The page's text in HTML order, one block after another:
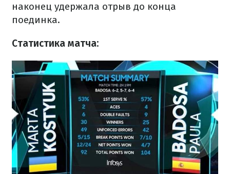
наконец удержала отрыв до конца
поединка.
Статистика матча: